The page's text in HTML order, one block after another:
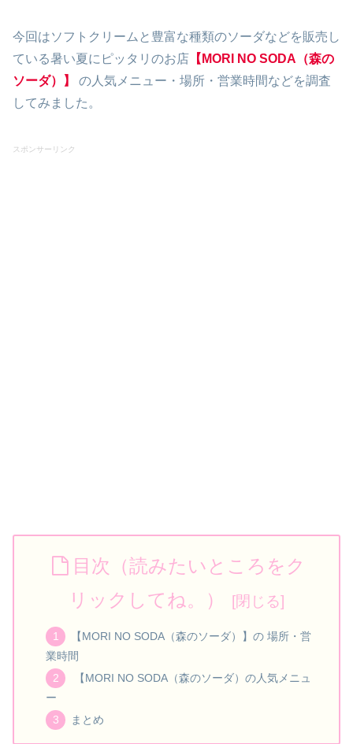
今回はソフトクリームと豊富な種類のソーダなどを販売し
ている暑い夏にピッタリのお店 【MORI NO SODA（森の
ソーダ）】
の人気メニュー・場所・営業時間などを調査
してみました。
スポンサーリンク
目次（読みたいところをク
リックしてね。）
【MORI NO SODA（森のソーダ）】の 場所・営
業時間
【MORI NO SODA（森のソーダ）の人気メニュ
ー
まとめ